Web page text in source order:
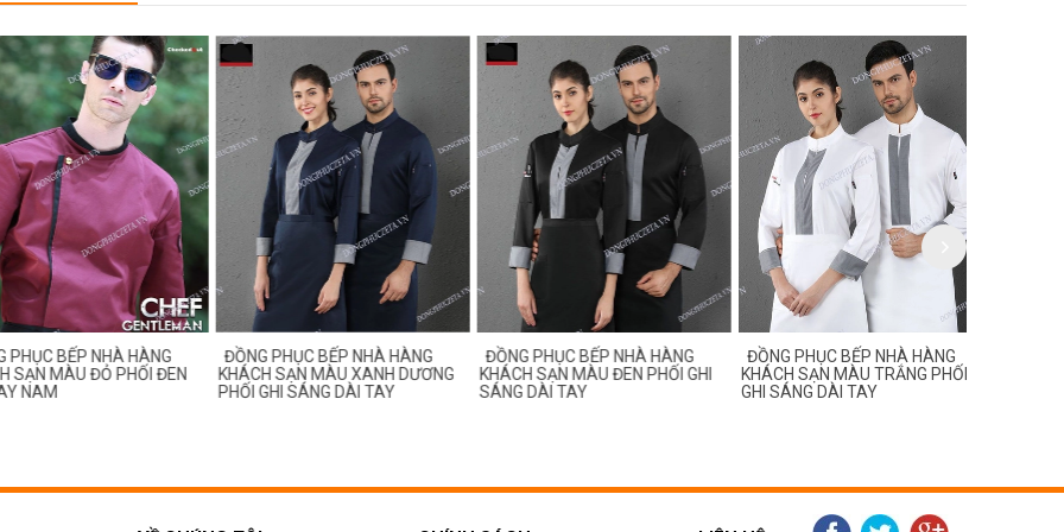
BẾP NHÀ HÀNG
MÀU ĐỎ PHỐI ĐEN
ĐỒNG PHỤC BẾP NHÀ HÀNG
KHÁCH SẠN MÀU XANH DƯƠNG
PHỐI GHI SÁNG DÀI TAY
ĐỒNG PHỤC BẾP NHÀ HÀNG
KHÁCH SẠN MÀU ĐEN PHỐI GHI
SÁNG DÀI TAY
ĐỒNG PHỤC BẾP NHÀ HÀNG
KHÁCH SẠN MÀU TRẮNG PHỐI
GHI SÁNG DÀI TAY